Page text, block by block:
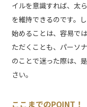
イルを意識すれば、太
を維持できるのです。
始めることは、容易で
ただくことも、パーソ
のことで迷った際は、
さい。
ここまでのPOINT！